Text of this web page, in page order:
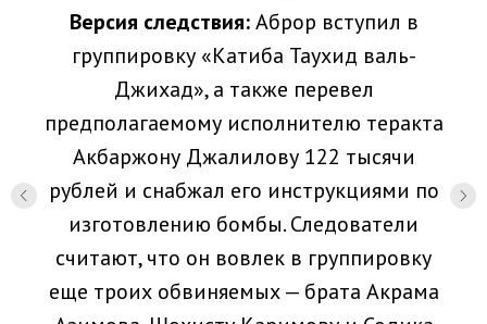
Версия следствия:Аброр вступил в
группировку «Катиба Таухид валь-
Джихад», а также перевел
предполагаемому исполнителю теракта
Акбаржону Джалилову 122 тысячи
рублей и снабжал его инструкциями по
изготовлению бомбы. Следователи
считают, что он вовлек в группировку
еще троих обвиняемых — брата Акрама